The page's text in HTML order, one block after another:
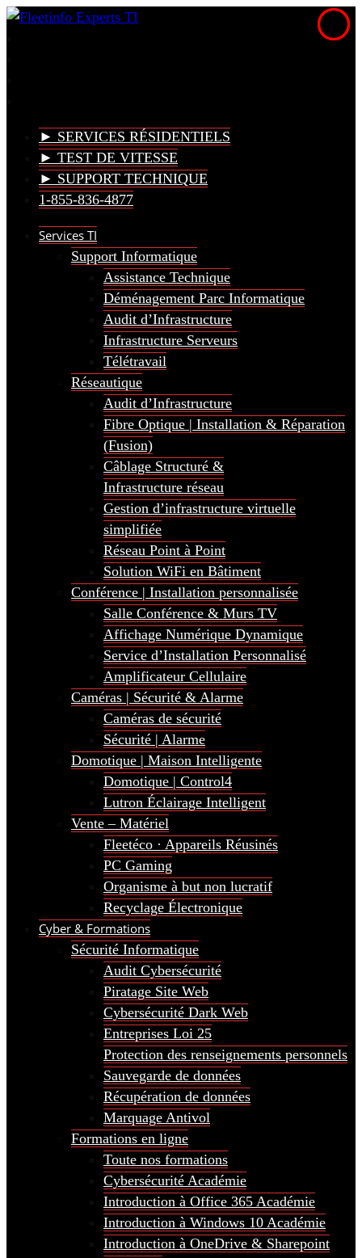
► SERVICES RÉSIDENTIELS
► TEST DE VITESSE
► SUPPORT TECHNIQUE
1-855-836-4877
Services TI
Support Informatique
Assistance Technique
Déménagement Parc Informatique
Audit d’Infrastructure
Infrastructure Serveurs
Télétravail
Réseautique
Audit d’Infrastructure
Fibre Optique | Installation & Réparation
(Fusion)
Câblage Structuré &
Infrastructure réseau
Gestion d’infrastructure virtuelle
simplifiée
Réseau Point à Point
Solution WiFi en Bâtiment
Conférence | Installation personnalisée
Salle Conférence & Murs TV
Affichage Numérique Dynamique
Service d’Installation Personnalisé
Amplificateur Cellulaire
Caméras | Sécurité & Alarme
Caméras de sécurité
Sécurité | Alarme
Domotique | Maison Intelligente
Domotique | Control4
Lutron Éclairage Intelligent
Vente – Matériel
Fleetéco · Appareils Réusinés
PC Gaming
Organisme à but non lucratif
Recyclage Électronique
Cyber & Formations
Sécurité Informatique
Audit Cybersécurité
Piratage Site Web
Cybersécurité Dark Web
Entreprises Loi 25
Protection des renseignements personnels
Sauvegarde de données
Récupération de données
Marquage Antivol
Formations en ligne
Toute nos formations
Cybersécurité Académie
Introduction à Office 365 Académie
Introduction à Windows 10 Académie
Introduction à OneDrive & Sharepoint